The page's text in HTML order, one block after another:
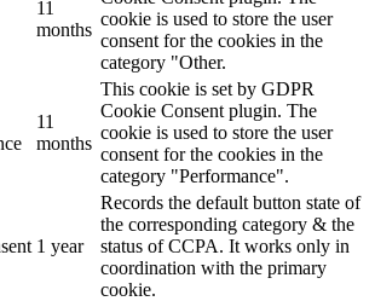
11
months
cookie is used to store the user
consent for the cookies in the
category "Other.
11
months
This cookie is set by GDPR
Cookie Consent plugin. The
cookie is used to store the user
consent for the cookies in the
category "Performance".
1 year
Records the default button state of
the corresponding category & the
status of CCPA. It works only in
coordination with the primary
cookie.